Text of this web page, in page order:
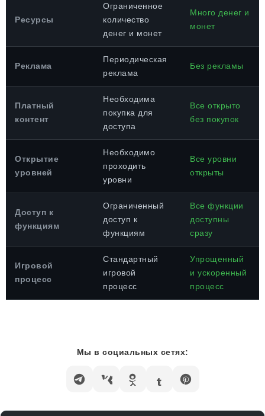
Ресурсы
Ограниченное
количество
денег и монет
Много денег и
монет
Реклама
Периодическая
реклама
Без рекламы
Платный
контент
Необходима
покупка для
доступа
Все открыто
без покупок
Открытие
уровней
Необходимо
проходить
уровни
Все уровни
открыты
Доступ к
функциям
Ограниченный
доступ к
функциям
Все функции
доступны
сразу
Игровой
процесс
Стандартный
игровой
процесс
Упрощенный
и ускоренный
процесс
Мы в социальных сетях: